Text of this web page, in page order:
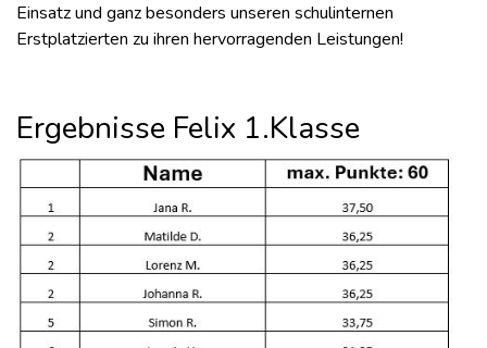
Einsatz und ganz besonders unseren schulinternen
Erstplatzierten zu ihren hervorragenden Leistungen!
Ergebnisse Felix 1.Klasse